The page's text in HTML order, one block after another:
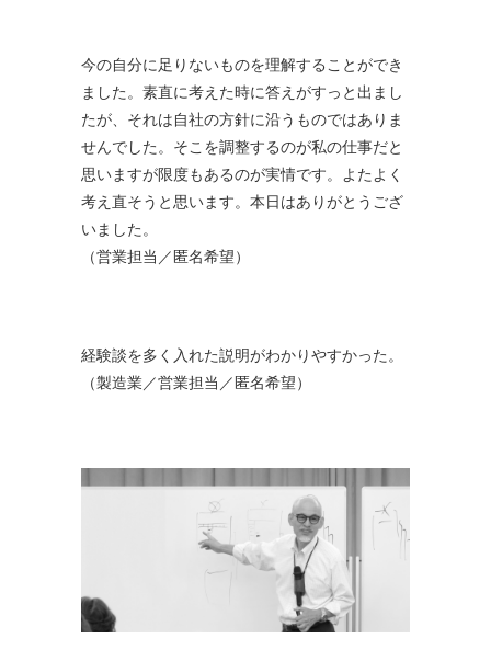
今の自分に足りないものを理解することができ
ました。素直に考えた時に答えがすっと出まし
たが、それは自社の方針に沿うものではありま
せんでした。そこを調整するのが私の仕事だと
思いますが限度もあるのが実情です。よたよく
考え直そうと思います。本日はありがとうござ
いました。
（営業担当／匿名希望）
経験談を多く入れた説明がわかりやすかった。
（製造業／営業担当／匿名希望）